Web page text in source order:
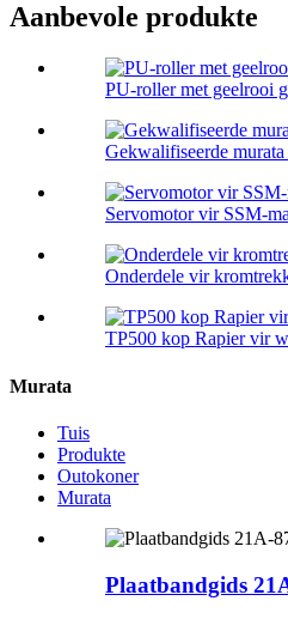
Aanbevole produkte
PU-roller met geelrooi
Gekwalifiseerde
Servomotor vir SSM-
Onderdele vir
TP500 kop Rapier vir
Murata
Tuis
Produkte
Outokoner
Murata
Plaatbandgids